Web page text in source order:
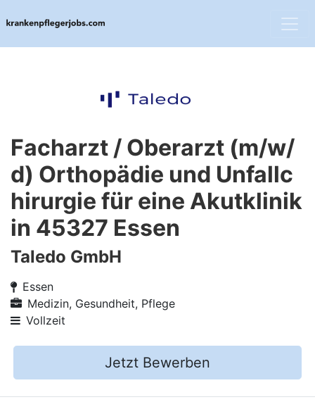
Facharzt / Oberarzt (m/w/
d) Orthopädie und Unfallc
hirurgie für eine Akutklinik
in 45327 Essen
Taledo GmbH
Essen
Medizin, Gesundheit, Pflege
Vollzeit
Jetzt Bewerben